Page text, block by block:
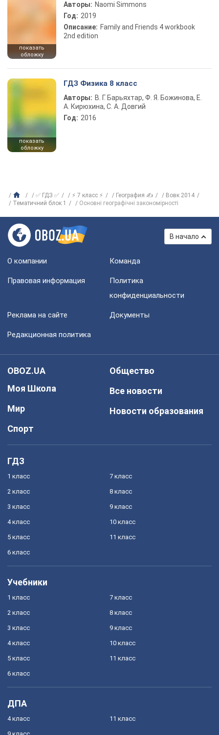
показать
обложку
Авторы: Naomi Simmons
Год: 2019
Описание: Family and Friends 4 workbook
2nd edition
показать
обложку
ГДЗ Физика 8 класс
Авторы: В. Г. Барьяхтар, Ф. Я. Божинова, Е.
А. Кирюхина, С. А. Довгий
Год: 2016
✅ ГДЗ ✅ ⚡ 7 класс ⚡ География ✍
Вовк 2014
Тематичний блок 1
Основні географічні закономірності
В начало
О компании Команда
Правовая информация
Политика
конфиденциальности
Реклама на сайте Документы
Редакционная политика
OBOZ.UA
Моя Школа
Мир
Спорт
Общество
Все новости
Новости образования
ГДЗ
1 класс
2 класс
3 класс
4 класс
5 класс
6 класс
7 класс
8 класс
9 класс
10 класс
11 класс
Учебники
1 класс
2 класс
3 класс
4 класс
5 класс
6 класс
7 класс
8 класс
9 класс
10 класс
11 класс
ДПА
4 класс 11 класс